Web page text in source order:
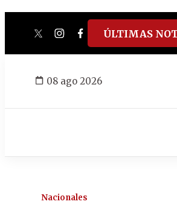
twitterinstagram
facebook
tiktokyoutube
ÚLTIMAS
08 ago 2026
Nacionales